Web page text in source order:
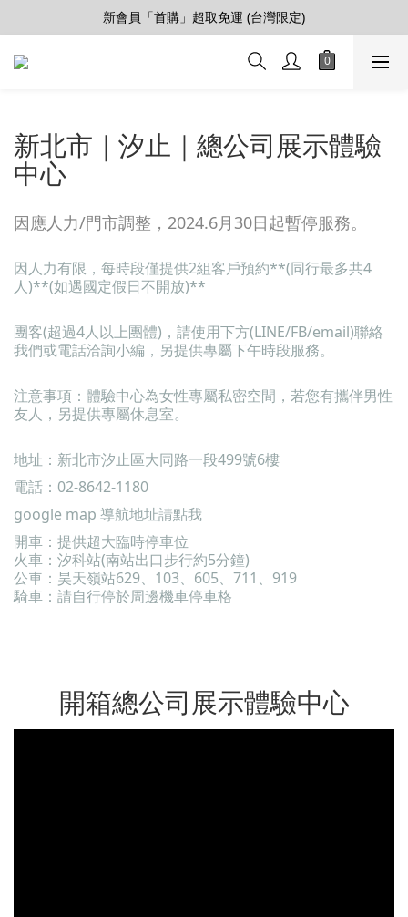
【會員推薦賞】推薦好朋友，拿100購物金
新會員「首購」超取免運 (台灣限定)
加入LINE好友>連結會員>領50元折價券
新北市｜汐止｜總公司展示體驗
中心
因應人力/門市調整，2024.6月30日起暫停服務。
因人力有限，每時段僅提供2組客戶預約**(同行最多共4
人)**(如遇國定假日不開放)**
團客(超過4人以上團體)，請使用下方(LINE/FB/email)聯絡
我們或電話洽詢小編，另提供專屬下午時段服務。
注意事項：體驗中心為女性專屬私密空間，若您有攜伴男性
友人，另提供專屬休息室。
地址：新北市汐止區大同路一段499號6樓
電話：02-8642-1180
google map 導航地址請點我
開車：提供超大臨時停車位
火車：汐科站(南站出口步行約5分鐘)
公車：昊天嶺站629、103、605、711、919
騎車：請自行停於周邊機車停車格
開箱總公司展示體驗中心